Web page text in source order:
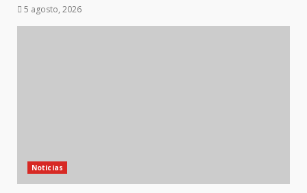
5 agosto, 2026
Noticias